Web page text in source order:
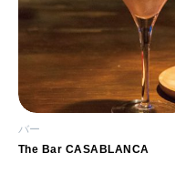
バー
The Bar CASABLANCA